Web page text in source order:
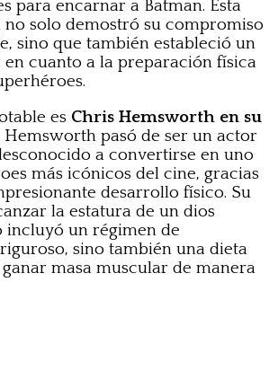
para encarnar a Batman. Esta
solo demostró su compromiso
sino que también estableció un
en cuanto a la preparación física
es Chris Hemsworth en su
Hemsworth pasó de ser un actor
a convertirse en uno
más icónicos del cine, gracias
desarrollo físico. Su
la estatura de un dios
incluyó un régimen de
sino también una dieta
masa muscular de manera